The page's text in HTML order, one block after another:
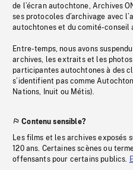
de l’écran autochtone, Archives
ses protocoles d’archivage avec
autochtones et du comité-conseil
Entre-temps, nous avons
archives, les extraits et les
participantes autochtones à des
s’identifient pas comme
Nations, Inuit ou Métis).
Contenu sensible?
Les films et les archives exposés
120 ans. Certaines scènes ou
offensants pour certains publics.